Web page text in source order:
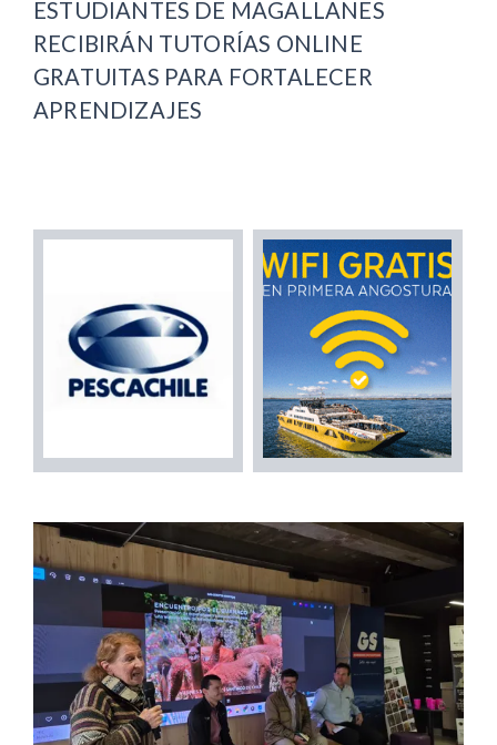
ESTUDIANTES DE MAGALLANES
RECIBIRÁN TUTORÍAS ONLINE
GRATUITAS PARA FORTALECER
APRENDIZAJES